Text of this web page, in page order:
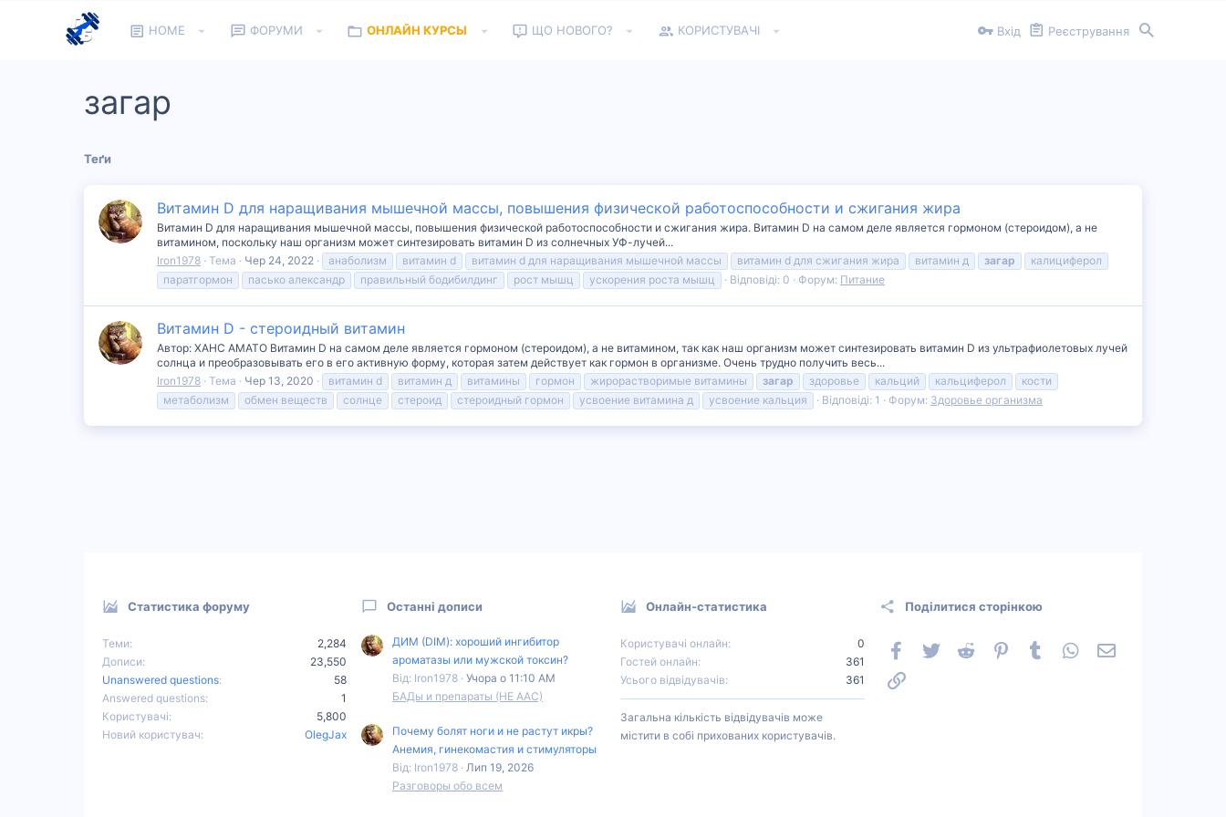
HOME ФОРУМИ ОНЛАЙН КУРСЫ ЩО НОВОГО? КОРИСТУВАЧІ Вхід Реєстрування
загар
Теґи
Витамин D для наращивания мышечной массы, повышения физической работоспособности и сжигания жира
Витамин D для наращивания мышечной массы, повышения физической работоспособности и сжигания жира. Витамин D на самом деле является гормоном (стероидом), а не
витамином, поскольку наш организм может синтезировать витамин D из солнечных УФ-лучей...
Iron1978 Тема Чер 24, 2022 анаболизм витамин d витамин d для наращивания мышечной массы витамин d для сжигания жира витамин д загар
калициферол
паратгормон
пасько александр правильный бодибилдинг рост мышц ускорения роста мышц Відповіді: 0 Форум: Питание
Витамин D - стероидный витамин
Автор: ХАНС АМАТО Витамин D на самом деле является гормоном (стероидом), а не витамином, так как наш организм может синтезировать витамин D из ультрафиолетовых лучей
солнца и преобразовывать его в его активную форму, которая затем действует как гормон в организме. Очень трудно получить весь...
Iron1978 Тема Чер 13, 2020 витамин d витамин д витамины гормон жирорастворимые витамины загар здоровье кальций кальциферол
кости
метаболизм
обмен веществ солнце стероид стероидный гормон усвоение витамина д усвоение кальция Відповіді: 1 Форум: Здоровье организма
Статистика форуму
Теми
2,284
Дописи
23,550
Unanswered questions
58
Answered questions
1
Користувачі
5,800
Новий користувач
OlegJax
Останні дописи
ДИМ (DIM): хороший ингибитор
ароматазы или мужской токсин?
Від: Iron1978 Учора о 11:10 AM
БАДы и препараты (НЕ ААС)
Почему болят ноги и не растут икры?
Анемия, гинекомастия и стимуляторы
Від: Iron1978 Лип 19, 2026
Разговоры обо всем
Онлайн-статистика
Користувачі онлайн
0
Гостей онлайн
361
Усього відвідувачів
361
Загальна кількість відвідувачів може
містити в собі прихованих користувачів.
Поділитися сторінкою
FacebookTwitter Reddit PinterestTumblr WhatsApp